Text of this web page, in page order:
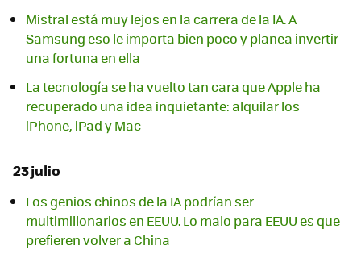
Mistral está muy lejos en la carrera de la IA. A
Samsung eso le importa bien poco y planea invertir
una fortuna en ella
La tecnología se ha vuelto tan cara que Apple ha
recuperado una idea inquietante: alquilar los
iPhone, iPad y Mac
23 julio
Los genios chinos de la IA podrían ser
multimillonarios en EEUU. Lo malo para EEUU es que
prefieren volver a China